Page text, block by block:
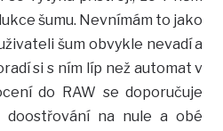
šumu. Nevnímám to jako
šum obvykle nevadí a
si s ním líp než automat v
do RAW se doporučuje
doostřování na nule a obé